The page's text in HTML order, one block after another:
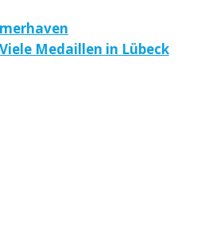
Viele Medaillen in Lübeck